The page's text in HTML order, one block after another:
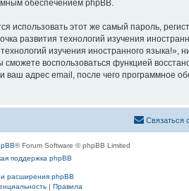
обеспечением phpBB.
этот же самый пароль,
развития технологий изучения
изучения иностранного языка!»,
воспользоваться функцией
адрес email, после чего программное
Связаться
® Forum Software © phpBB Limited
поддержка phpBB
расширения phpBB
| Правила